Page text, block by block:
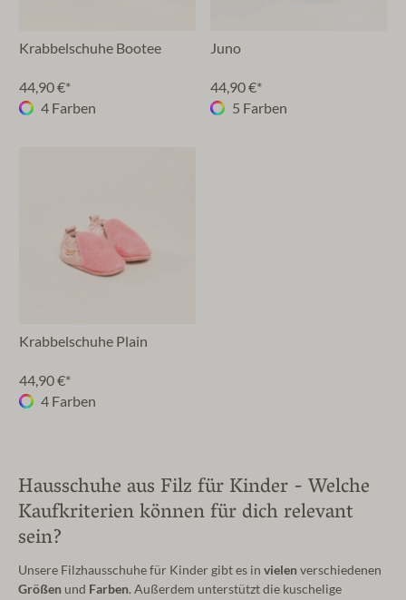
Krabbelschuhe Bootee
44,90 €*
4 Farben
Juno
44,90 €*
5 Farben
Krabbelschuhe Plain
44,90 €*
4 Farben
Hausschuhe aus Filz für Kinder - Welche
Kaufkriterien können für dich relevant
sein?
Unsere Filzhausschuhe für Kinder gibt es in vielen verschiedenen
Größen und Farben. Außerdem unterstützt die kuschelige